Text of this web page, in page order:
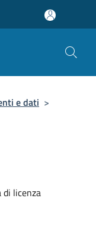
e dati >
di licenza